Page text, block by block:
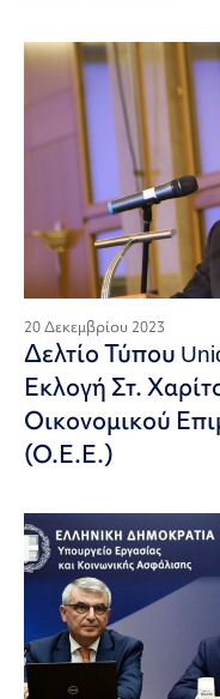
20 Δεκεμβρίου 2023
Δελτίο Τύπου
Εκλογή Στ.
Οικονομικού
(Ο.Ε.Ε.)